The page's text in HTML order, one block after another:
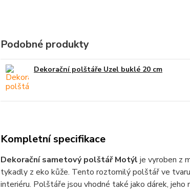
Podobné produkty
Dekorační polštáře Uzel buklé 20 cm
Kompletní specifikace
Dekorační sametový polštář Motýl je vyroben z
tykadly z eko kůže. Tento roztomilý polštář ve
interiéru. Polštáře jsou vhodné také jako dárek,